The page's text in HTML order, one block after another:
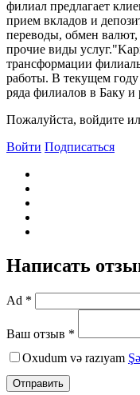
филиал предлагает
прием вкладов и
переводы, обмен
прочие виды
трансформации
работы. B текущем
ряда филиалов в Баку и
Пожалуйста, войдите
Войти Подписаться
Написать
Ad *
Ваш отзыв *
Oxudum və razıyam
Отправить